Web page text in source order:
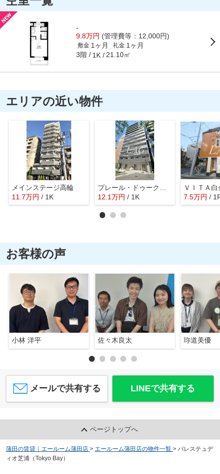
-
9.8万円 (管理費等：12,000円)
敷金 1ヶ月 礼金 1ヶ月
3階 1K 21.10㎡
エリアの近い物件
メインステージ高輪
11.7万円 / 1K
12.1万円 / 1K
ＶＩＴＡ白
7.5万円 /
お客様の声
小林 洋平 佐々木良太 珎道美優
メールで共有する LINEで共有する
ページトップへ
蒲田の賃貸｜エールーム蒲田店 > エールーム蒲田店の物件一覧 > パレステュデ
ィオ芝浦（Tokyo Bay）